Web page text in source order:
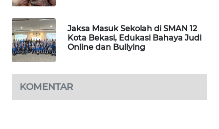
Jaksa Masuk Sekolah di SMAN 12
Kota Bekasi, Edukasi Bahaya Judi
Online dan Bullying
KOMENTAR
JAKARTA
KRT
NEWS
NEWS